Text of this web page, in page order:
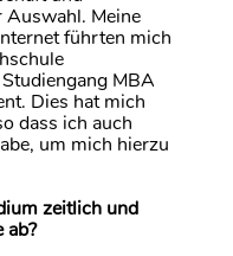
Auswahl. Meine
führten mich
MBA
Dies hat mich
dass ich auch
um mich hierzu
zeitlich und
ab?